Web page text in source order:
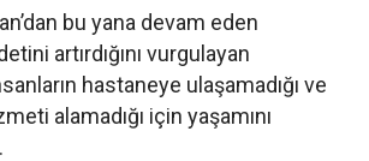
bu yana devam eden
artırdığını vurgulayan
hastaneye ulaşamadığı ve
alamadığı için yaşamını